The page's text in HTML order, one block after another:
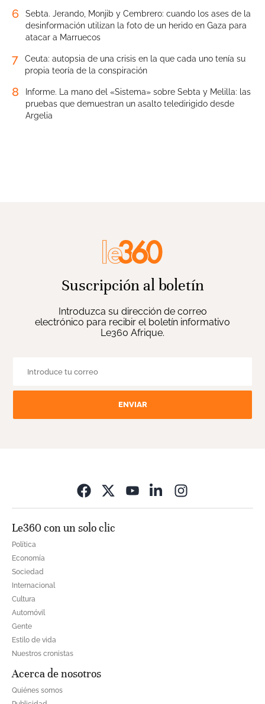
6
Sebta. Jerando, Monjib y Cembrero: cuando los ases de la
desinformación utilizan la foto de un herido en Gaza para
atacar a Marruecos
7
Ceuta: autopsia de una crisis en la que cada uno tenía su
propia teoría de la conspiración
8
Informe. La mano del «Sistema» sobre Sebta y Melilla: las
pruebas que demuestran un asalto teledirigido desde
Argelia
Suscripción al boletín
Introduzca su dirección de correo
electrónico para recibir el boletín informativo
Le360 Afrique.
ENVIAR
Le360 con un solo clic
Política
Economía
Sociedad
Internacional
Cultura
Automóvil
Gente
Estilo de vida
Nuestros cronistas
Acerca de nosotros
Quiénes somos